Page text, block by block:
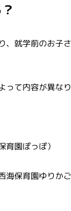
就学前のお子
て内容が異なり
園ぽっぽ）
保育園ゆりかご